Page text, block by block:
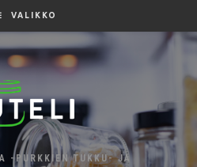
VALIKKO
-PURKKIEN TUKKU- JA